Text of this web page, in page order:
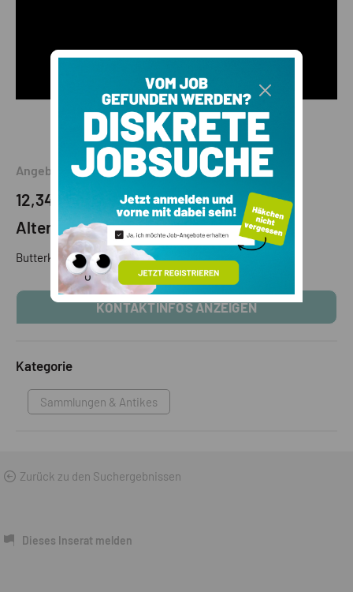
Angebot
12,345 €
Alter Butterkübel
Butterkübel
KONTAKTINFOS ANZEIGEN
Kategorie
Sammlungen & Antikes
Zurück zu den Suchergebnissen
Dieses Inserat melden